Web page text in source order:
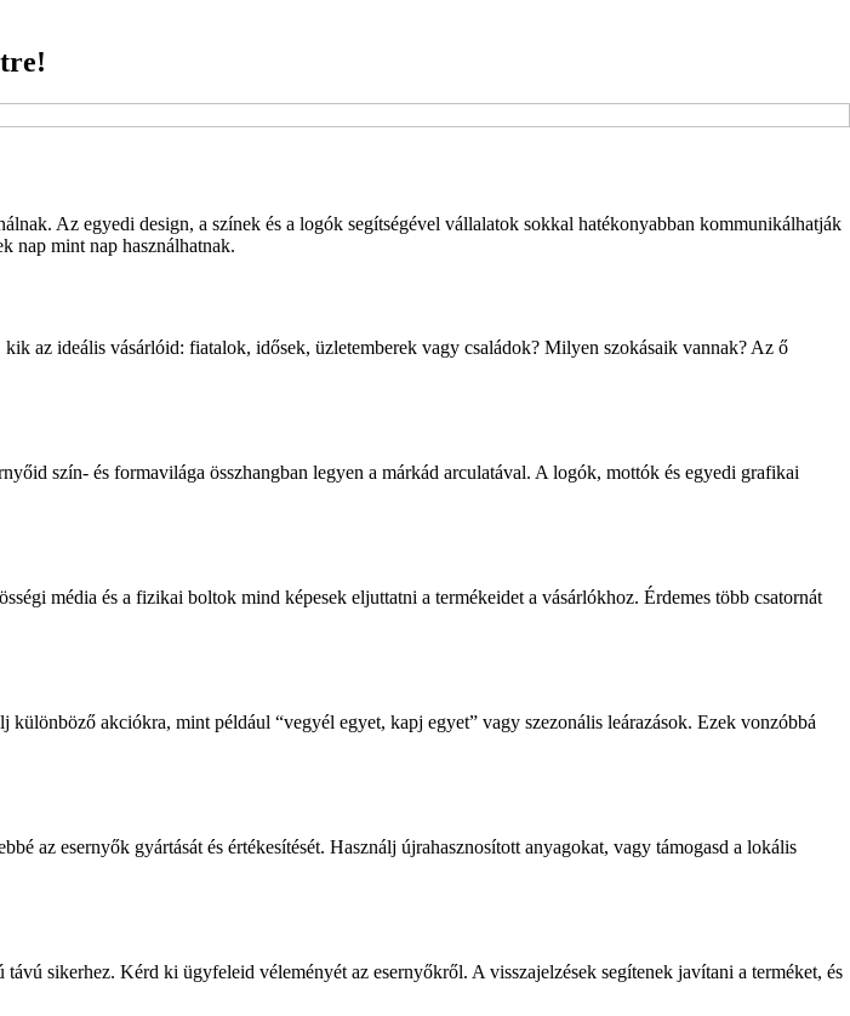
Az egyedi design, a színek és a logók segítségével vállalatok sokkal hatékonyabban kommunikálhatják
nap mint nap használhatnak.
az ideális vásárlóid: fiatalok, idősek, üzletemberek vagy családok? Milyen szokásaik vannak? Az ő
szín- és formavilága összhangban legyen a márkád arculatával. A logók, mottók és egyedi grafikai
média és a fizikai boltok mind képesek eljuttatni a termékeidet a vásárlókhoz. Érdemes több csatornát
akciókra, mint például “vegyél egyet, kapj egyet” vagy szezonális leárazások. Ezek vonzóbbá
az esernyők gyártását és értékesítését. Használj újrahasznosított anyagokat, vagy támogasd a lokális
sikerhez. Kérd ki ügyfeleid véleményét az esernyőkről. A visszajelzések segítenek javítani a terméket, és